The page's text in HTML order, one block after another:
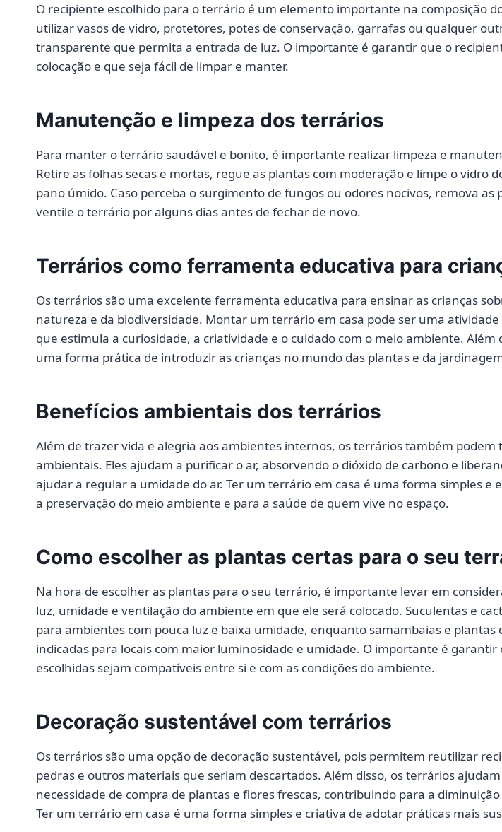
O recipiente escolhido para o terrário é um elemento importante na composição
utilizar vasos de vidro, protetores, potes de conservação, garrafas ou qualquer
transparente que permita a entrada de luz. O importante é garantir que o
colocação e que seja fácil de limpar e manter.
Manutenção e limpeza dos terrários
Para manter o terrário saudável e bonito, é importante realizar limpeza e
Retire as folhas secas e mortas, regue as plantas com moderação e limpe o vidro
pano úmido. Caso perceba o surgimento de fungos ou odores nocivos, remova as
ventile o terrário por alguns dias antes de fechar de novo.
Terrários como ferramenta educativa para
Os terrários são uma excelente ferramenta educativa para ensinar as crianças
natureza e da biodiversidade. Montar um terrário em casa pode ser uma
que estimula a curiosidade, a criatividade e o cuidado com o meio ambiente. Além
uma forma prática de introduzir as crianças no mundo das plantas e da
Benefícios ambientais dos terrários
Além de trazer vida e alegria aos ambientes internos, os terrários também podem
ambientais. Eles ajudam a purificar o ar, absorvendo o dióxido de carbono e
ajudar a regular a umidade do ar. Ter um terrário em casa é uma forma simples e
a preservação do meio ambiente e para a saúde de quem vive no espaço.
Como escolher as plantas certas para o seu
Na hora de escolher as plantas para o seu terrário, é importante levar em
luz, umidade e ventilação do ambiente em que ele será colocado. Suculentas e
para ambientes com pouca luz e baixa umidade, enquanto samambaias e plantas
indicadas para locais com maior luminosidade e umidade. O importante é garantir
escolhidas sejam compatíveis entre si e com as condições do ambiente.
Decoração sustentável com terrários
Os terrários são uma opção de decoração sustentável, pois permitem reutilizar
pedras e outros materiais que seriam descartados. Além disso, os terrários
necessidade de compra de plantas e flores frescas, contribuindo para a
Ter um terrário em casa é uma forma simples e criativa de adotar práticas mais